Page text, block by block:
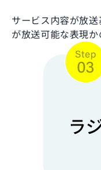
サービス内容が放
が放送可能な表現か